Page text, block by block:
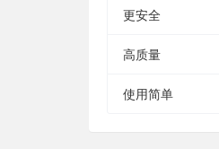
更安全
高质量
使用简单